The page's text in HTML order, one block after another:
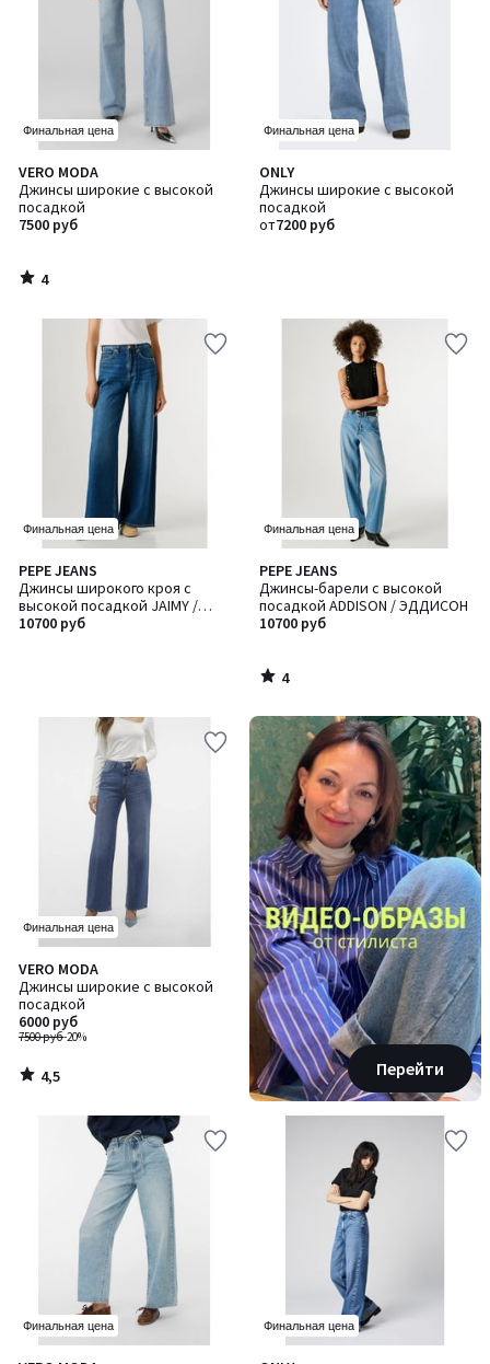
Финальная цена
VERO MODA
Джинсы широкие с высокой
посадкой
7500 руб
4
/
5
4
/
Финальная цена
ONLY
Джинсы широкие с высокой
посадкой
от7200 руб
Финальная цена
PEPE JEANS
Джинсы широкого кроя с
высокой посадкой JAIMY /
ДЖЕЙМИ
10700 руб
Финальная цена
PEPE JEANS
Джинсы-барели с высокой
посадкой ADDISON / ЭДДИСОН
10700 руб
4
/
5
4
/
Финальная цена
VERO MODA
Джинсы широкие с высокой
посадкой
7500 руб-20%
6000 руб
4,5
/ 5
4,5
/
Перейти
-
Финальная цена Финальная цена